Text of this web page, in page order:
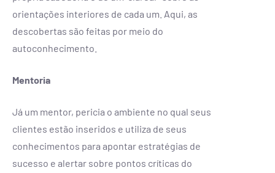
orientações interiores de cada um. Aqui, as
descobertas são feitas por meio do
autoconhecimento.
Mentoria
Já um mentor, pericia o ambiente no qual seus
clientes estão inseridos e utiliza de seus
conhecimentos para apontar estratégias de
sucesso e alertar sobre pontos críticas do